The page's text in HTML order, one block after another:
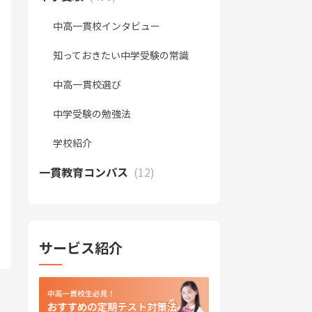
中高一貫校インタビュー
知っておきたい中学受験の常識
中高一貫校選び
中学受験の勉強法
学校紹介
一貫教育コンパス (12)
サービス紹介